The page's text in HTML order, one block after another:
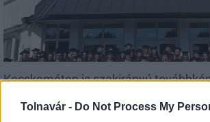
Tolnavár - Do Not Process My
Kecskeméten is szakirányú